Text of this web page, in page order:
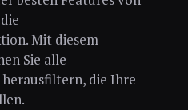
Mit diesem
Sie alle
die Ihre